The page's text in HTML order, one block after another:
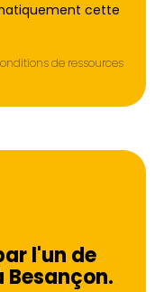
cette
de ressources
l'un de
Besançon.